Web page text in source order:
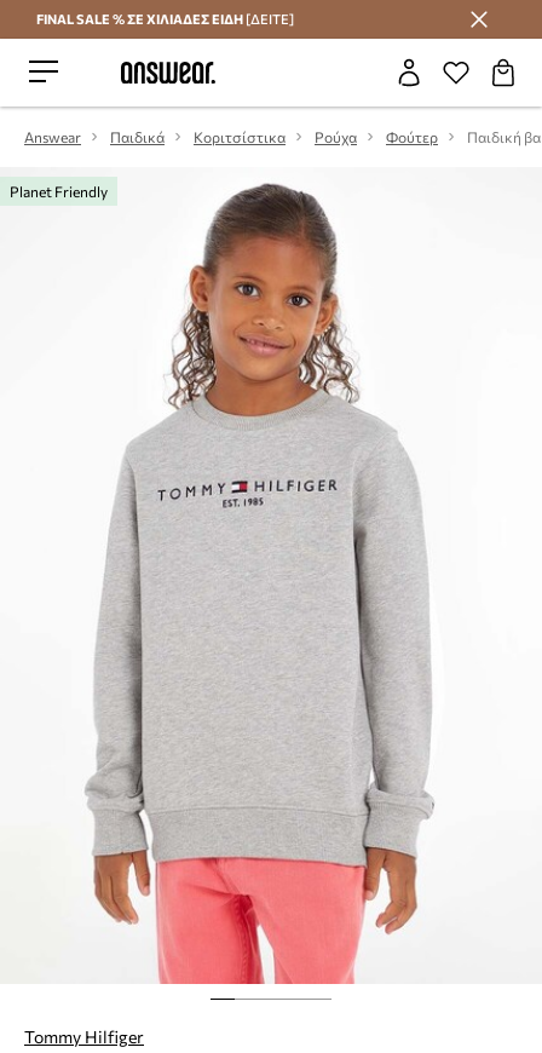
Εξοικονομήστε με το Answear Club
FINAL SALE % ΣΕ ΧΙΛΙΑΔΕΣ ΕΙΔΗ [ΔΕΙΤΕ]
Answear Παιδικά Κοριτσίστικα Ρούχα Φούτερ
Planet Friendly
Tommy Hilfiger